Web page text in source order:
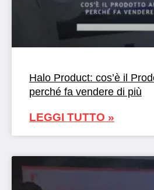
Halo Product: cos’è il
perché fa vendere di più
LEGGI TUTTO »